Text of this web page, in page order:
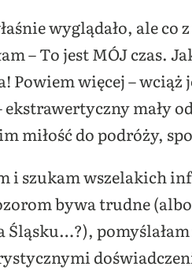
wyglądało, ale co
– To jest MÓJ czas.
Powiem więcej –
mały
miłość do podróży,
i szukam wszelakich
bywa trudne
pomyślałam